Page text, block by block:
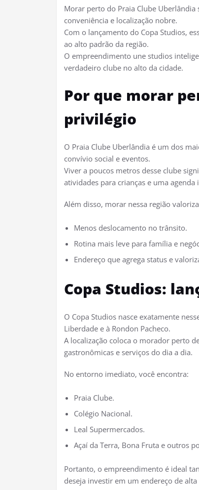
Morar perto do Praia Clube
conveniência e localização nobre.
Com o lançamento do Copa Studios,
ao alto padrão da região.
O empreendimento une studios
verdadeiro clube no alto da cidade.​
Por que morar
privilégio
O Praia Clube Uberlândia é um dos
convívio social e eventos.
Viver a poucos metros desse clube
atividades para crianças e uma
Além disso, morar nessa região
Menos deslocamento no trânsito.
Rotina mais leve para família e
Endereço que agrega status e
Copa Studios:
O Copa Studios nasce exatamente
Liberdade e à Rondon Pacheco.​
A localização coloca o morador perto
gastronômicas e serviços do dia a dia.
No entorno imediato, você encontra:
Praia Clube.
Colégio Nacional.
Leal Supermercados.
Açaí da Terra, Bona Fruta e outros
Portanto, o empreendimento é ideal
deseja investir em um endereço de